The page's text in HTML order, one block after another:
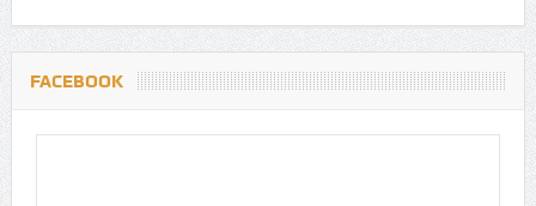
FACEBOOK